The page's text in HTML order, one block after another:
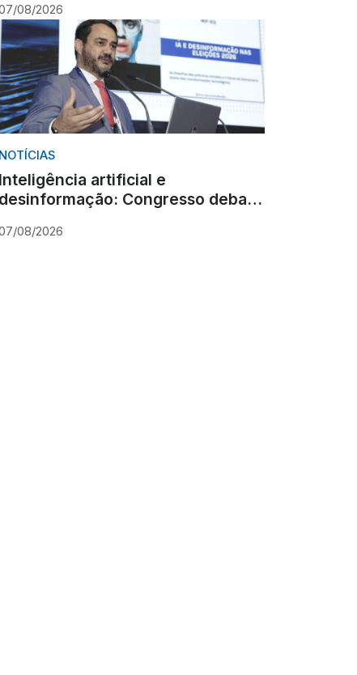
08/2026
NOTÍCIAS
Inteligência artificial e
desinformação: Congresso debate
08/2026